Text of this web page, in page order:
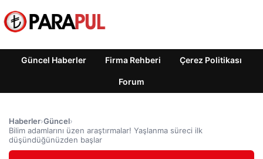
Güncel Haberler Firma Rehberi Çerez Politikası
Forum
Haberler›Güncel›
Bilim adamlarını üzen araştırmalar! Yaşlanma süreci ilk
düşündüğünüzden başlar